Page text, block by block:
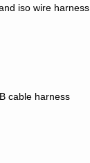
iso wire harness
cable harness